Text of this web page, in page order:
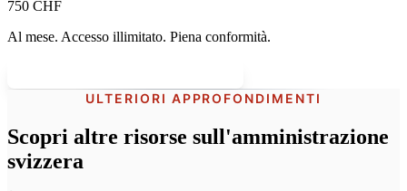
750 CHF
Al mese. Accesso illimitato. Piena conformità.
ULTERIORI APPROFONDIMENTI
Scopri altre risorse sull'amministrazione
svizzera